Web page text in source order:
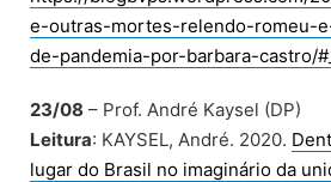
e-outras-mortes-relendo-romeu-
de-pandemia-por-barbara-castro/
23/08 – Prof. André Kaysel (DP)
Leitura: KAYSEL, André. 2020.
lugar do Brasil no imaginário da